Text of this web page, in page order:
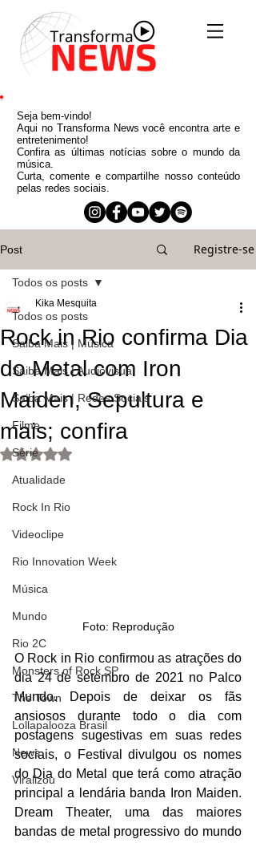
Seja bem-vindo!
Aqui no Transforma News você encontra arte e
entretenimento!
Confira as últimas notícias sobre o mundo da
música.
Curta, comente e compartilhe nosso conteúdo
pelas redes sociais.
Post Registre-se
Todos os posts
Saiba Mais | Música
Saiba Mais | Audiovisual
Saiba Mais | Redes Sociais
Filme
Série
Atualidade
Rock In Rio
Videoclipe
Rio Innovation Week
Música
Mundo
Rio 2C
Monsters of Rock SP
The Town
Lollapalooza Brasil
News
Viralizou
Todos os posts
Rock in Rio confirma Dia
do Metal com Iron
Maiden, Sepultura e
mais; confira
Kika Mesquita
Avaliado com NaN de 5 estrelas.
Foto: Reprodução
O Rock in Rio confirmou as atrações do
dia 24 de setembro de 2021 no Palco
Mundo. Depois de deixar os fãs
ansiosos durante todo o dia com
postagens sugestivas em suas redes
sociais, o Festival divulgou os nomes
do Dia do Metal que terá como atração
principal a lendária banda Iron Maiden.
Dream Theater, uma das maiores
bandas de metal progressivo do mundo